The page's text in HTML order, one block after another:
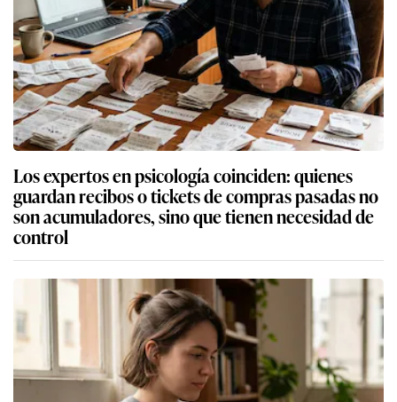
Los expertos en psicología coinciden: quienes
guardan recibos o tickets de compras pasadas no
son acumuladores, sino que tienen necesidad de
control